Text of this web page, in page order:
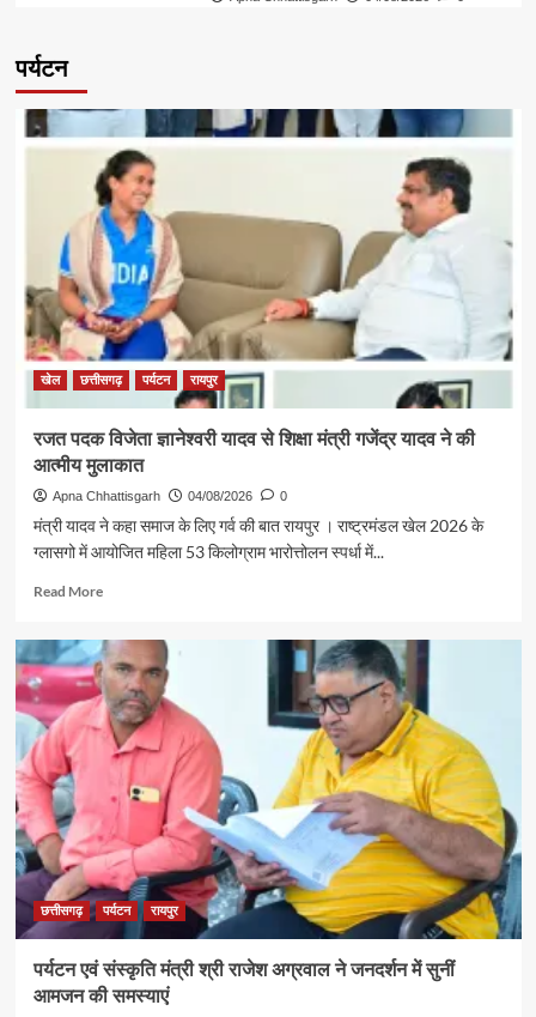
पर्यटन
खेल छत्तीसगढ़ पर्यटन रायपुर
रजत पदक विजेता ज्ञानेश्वरी यादव से शिक्षा मंत्री गजेंद्र यादव ने की
आत्मीय मुलाकात
Apna Chhattisgarh 04/08/2026 0
मंत्री यादव ने कहा समाज के लिए गर्व की बात रायपुर । राष्ट्रमंडल खेल 2026 के
ग्लासगो में आयोजित महिला 53 किलोग्राम भारोत्तोलन स्पर्धा में...
Read MoreRead
रजत
पदक
विजेता
ज्ञानेश्वरी
यादव
शिक्षा
मंत्री
गजेंद्र
यादव
ने
की
छत्तीसगढ़ पर्यटन रायपुर
पर्यटन एवं संस्कृति मंत्री श्री राजेश अग्रवाल ने जनदर्शन में सुनीं
आमजन की समस्याएं